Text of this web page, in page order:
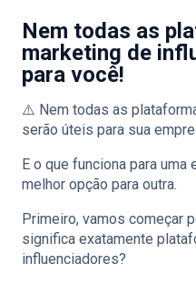
Nem todas as
marketing de
para você!
⚠️ Nem todas as
serão úteis para sua
E o que funciona para
melhor opção para outra.
Primeiro, vamos começar
significa exatamente
influenciadores?